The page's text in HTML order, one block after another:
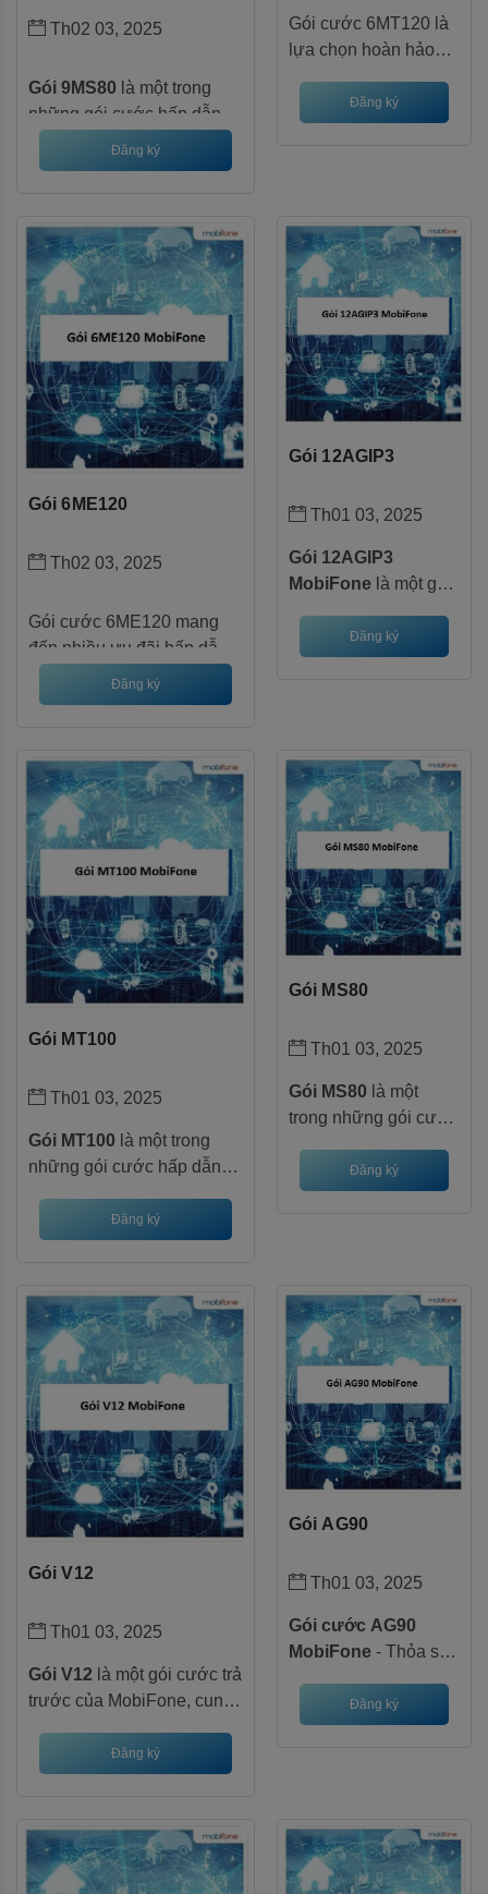
Th02 03, 2025
Gói 9MS80 là một trong
những gói cước hấp dẫn
của MobiFone, dành cho
những khách hàng có nhu
tốc độ cao mỗi ngày, bạn
hoàn toàn yên tâm tận
hưởng mọi hoạt động trực
tuyến như xem phim, nghe
nhạc, lướt web, chơi
game,... mà không lo bị
gián đoạn.
Đăng ký
Gói cước 6MT120 là
lựa chọn hoàn hảo
hàng có nhu cầu sử
dụng data lớn, gọi nội
gia các cuộc họp trực
tuyến.
Đăng ký
Gói 6ME120
Th02 03, 2025
Gói cước 6ME120 mang
đến nhiều ưu đãi hấp dẫn
dành cho khách hàng, giúp
bạn tận hưởng trải nghiệm
Đăng ký
Gói 12AGIP3
Th01 03, 2025
Gói 12AGIP3
MobiFone là một gói
riêng cho khách hàng
là nông dân, mang
nghiệp. Với gói cước
này, bạn không chỉ
được cung cấp dung
lượng data lớn để
truy cập thông tin
nông nghiệp mà còn
được sử dụng dịch vụ
mobiAgri tiện ích.
Đăng ký
Gói MT100
Th01 03, 2025
Gói MT100 là một trong
những gói cước hấp dẫn
dành cho những khách
hàng thường xuyên tham
tuyến. Với gói cước này,
bạn sẽ được tận hưởng
dung lượng data khủng và
miễn phí hoàn toàn cho
dịch vụ họp trực tuyến
Meet.
Đăng ký
Gói MS80
Th01 03, 2025
Gói MS80 là một
trong những gói cước
MobiFone, đặc biệt
phù hợp với những
được tận hưởng tốc
độ mạng siêu nhanh
và dung lượng data
khổng lồ để thoải mái
lướt web, xem phim,
chơi game...
Đăng ký
Gói V12
Th01 03, 2025
Gói V12 là một gói cước trả
trước của MobiFone, cung
độ cao mỗi ngày để thoải
mái lướt web, xem phim,
gói cước này còn đi kèm
với nhiều ưu đãi hấp dẫn
khác như miễn phí gọi nội
Đăng ký
Gói AG90
Th01 03, 2025
Gói cước AG90
MobiFone - Thỏa sức
data tốc độ cao mỗi
tháng chỉ với
Đăng ký